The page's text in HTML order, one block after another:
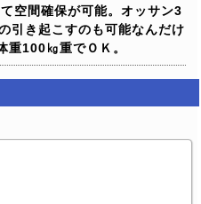
空間確保が可能。オッサン3
引き起こすのも可能なんだけ
重100㎏重でＯＫ。